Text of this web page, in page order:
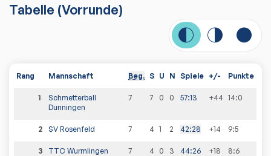
Tabelle (Vorrunde)
Rang Mannschaft Beg. S U N Spiele +/- Punkte
1
Schmetterball
Dunningen
7 7 0 0 57:13 +44 14:0
2 SV Rosenfeld 7 4 1 2 42:28 +14 9:5
3 TTC Wurmlingen 7 4 0 3 44:26 +18 8:6